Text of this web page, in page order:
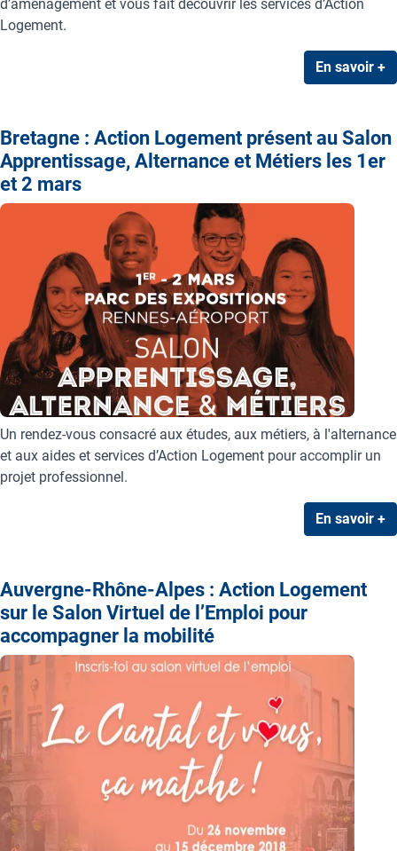
d’aménagement et vous fait découvrir les services d’Action
Logement.
En savoir +
Bretagne : Action Logement présent au Salon
Apprentissage, Alternance et Métiers les 1er
et 2 mars
Un rendez-vous consacré aux études, aux métiers, à l'alternance
et aux aides et services d’Action Logement pour accomplir un
projet professionnel.
En savoir +
Auvergne-Rhône-Alpes : Action Logement
sur le Salon Virtuel de l’Emploi pour
accompagner la mobilité